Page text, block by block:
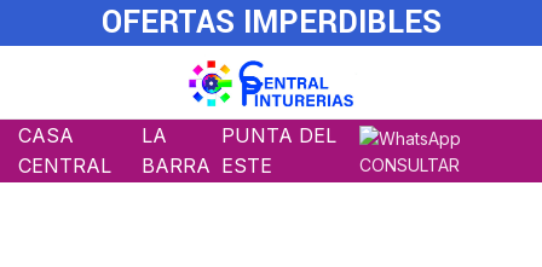
OFERTAS IMPERDIBLES
CASA
CENTRAL
LA
BARRA
PUNTA DEL
ESTE
CONSULTAR